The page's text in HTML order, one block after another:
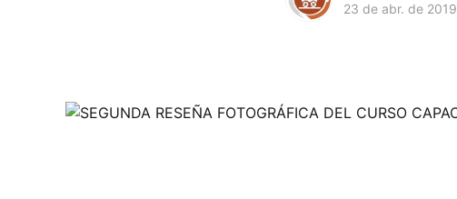
23 de abr. de 2019